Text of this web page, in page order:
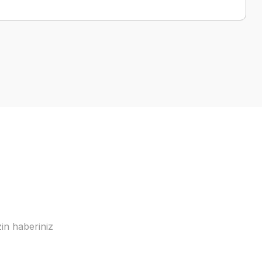
haberiniz